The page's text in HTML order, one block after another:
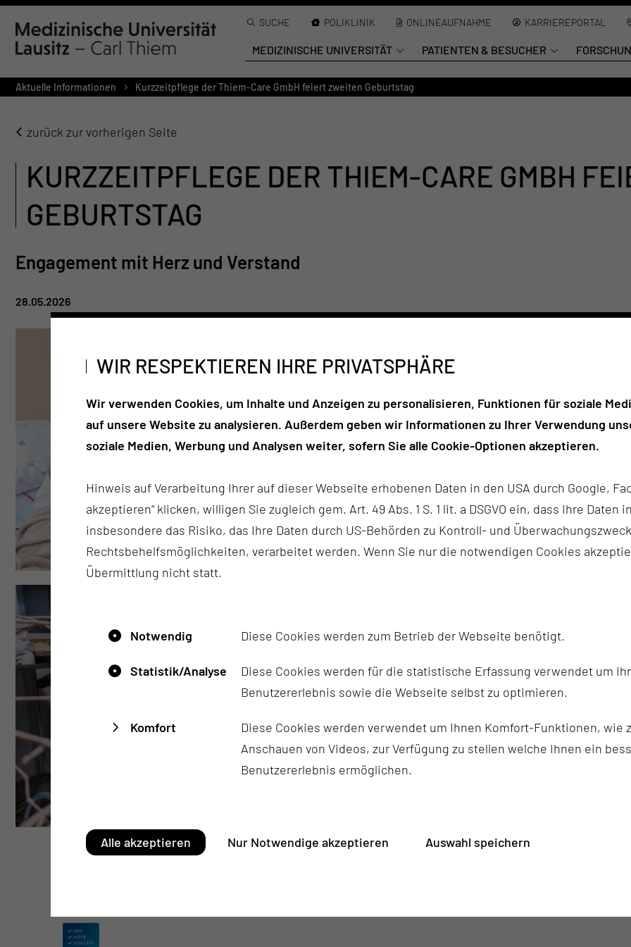
SUCHE POLIKLINIK ONLINEAUFNAHME KARRIEREPORTAL
MEDIZINISCHE UNIVERSITÄT PATIENTEN & BESUCHER
Aktuelle Informationen Kurzzeitpflege der Thiem-Care GmbH feiert zweiten Geburtstag
zurück zur vorherigen Seite
KURZZEITPFLEGE DER THIEM-CARE GMBH
GEBURTSTAG
Engagement mit Herz und Verstand
28.05.2026
Vor zwei Jahren wurde die
der Uniklinik eröffnet.
individuell zu begleiten.
wichtigen Ort der
Dieses Ziel wird täglich von
davon, ob in der Pflege,
Mitarbeiterinnen und
die Bewohnerinnen und
versorgen.
Zum zweijährigen
Verlässlichkeit und nicht
Stellvertretend für das
Chrissi, Marty, Andrea,
Franzi und Melanie. Auch
sehen ist, richtet sich die
Kurzzeitpflege mit Leben
Wer die Kurzzeitpflege
weitere Informationen bei
WIR RESPEKTIEREN IHRE PRIVATSPHÄRE
Wir verwenden Cookies, um Inhalte und Anzeigen zu personalisieren, Funktionen für soziale
auf unsere Website zu analysieren. Außerdem geben wir Informationen zu Ihrer Verwendung
soziale Medien, Werbung und Analysen weiter, sofern Sie alle Cookie-Optionen akzeptieren.
Hinweis auf Verarbeitung Ihrer auf dieser Webseite erhobenen Daten in den USA durch Google,
akzeptieren“ klicken, willigen Sie zugleich gem. Art. 49 Abs. 1 S. 1 lit. a DSGVO ein, dass Ihre
insbesondere das Risiko, das Ihre Daten durch US-Behörden zu Kontroll- und
Rechtsbehelfsmöglichkeiten, verarbeitet werden. Wenn Sie nur die notwendigen Cookies
Übermittlung nicht statt.
Notwendig Diese Cookies werden zum Betrieb der Webseite benötigt.
Statistik/Analyse
Diese Cookies werden für die statistische Erfassung verwendet um Ihr
Benutzererlebnis sowie die Webseite selbst zu optimieren.
Komfort
Diese Cookies werden verwendet um Ihnen Komfort-Funktionen, wie
Anschauen von Videos, zur Verfügung zu stellen welche Ihnen ein
Benutzererlebnis ermöglichen.
Alle akzeptieren Nur Notwendige akzeptieren Auswahl speichern